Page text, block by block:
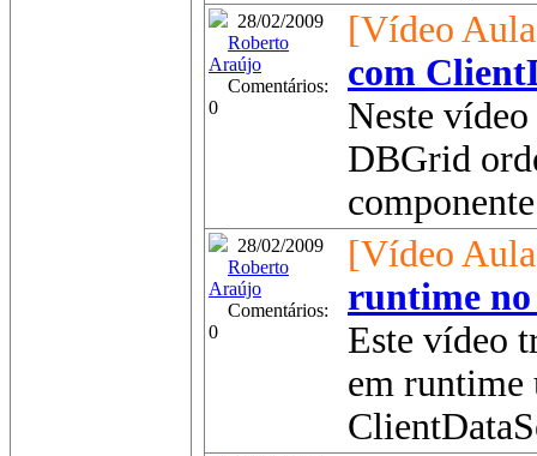
28/02/2009
Roberto
Araújo
Comentários:
0
[Vídeo
com
Neste
DBGrid
28/02/2009
Roberto
Araújo
Comentários:
0
[Vídeo
runtime
Este vídeo
em runtime